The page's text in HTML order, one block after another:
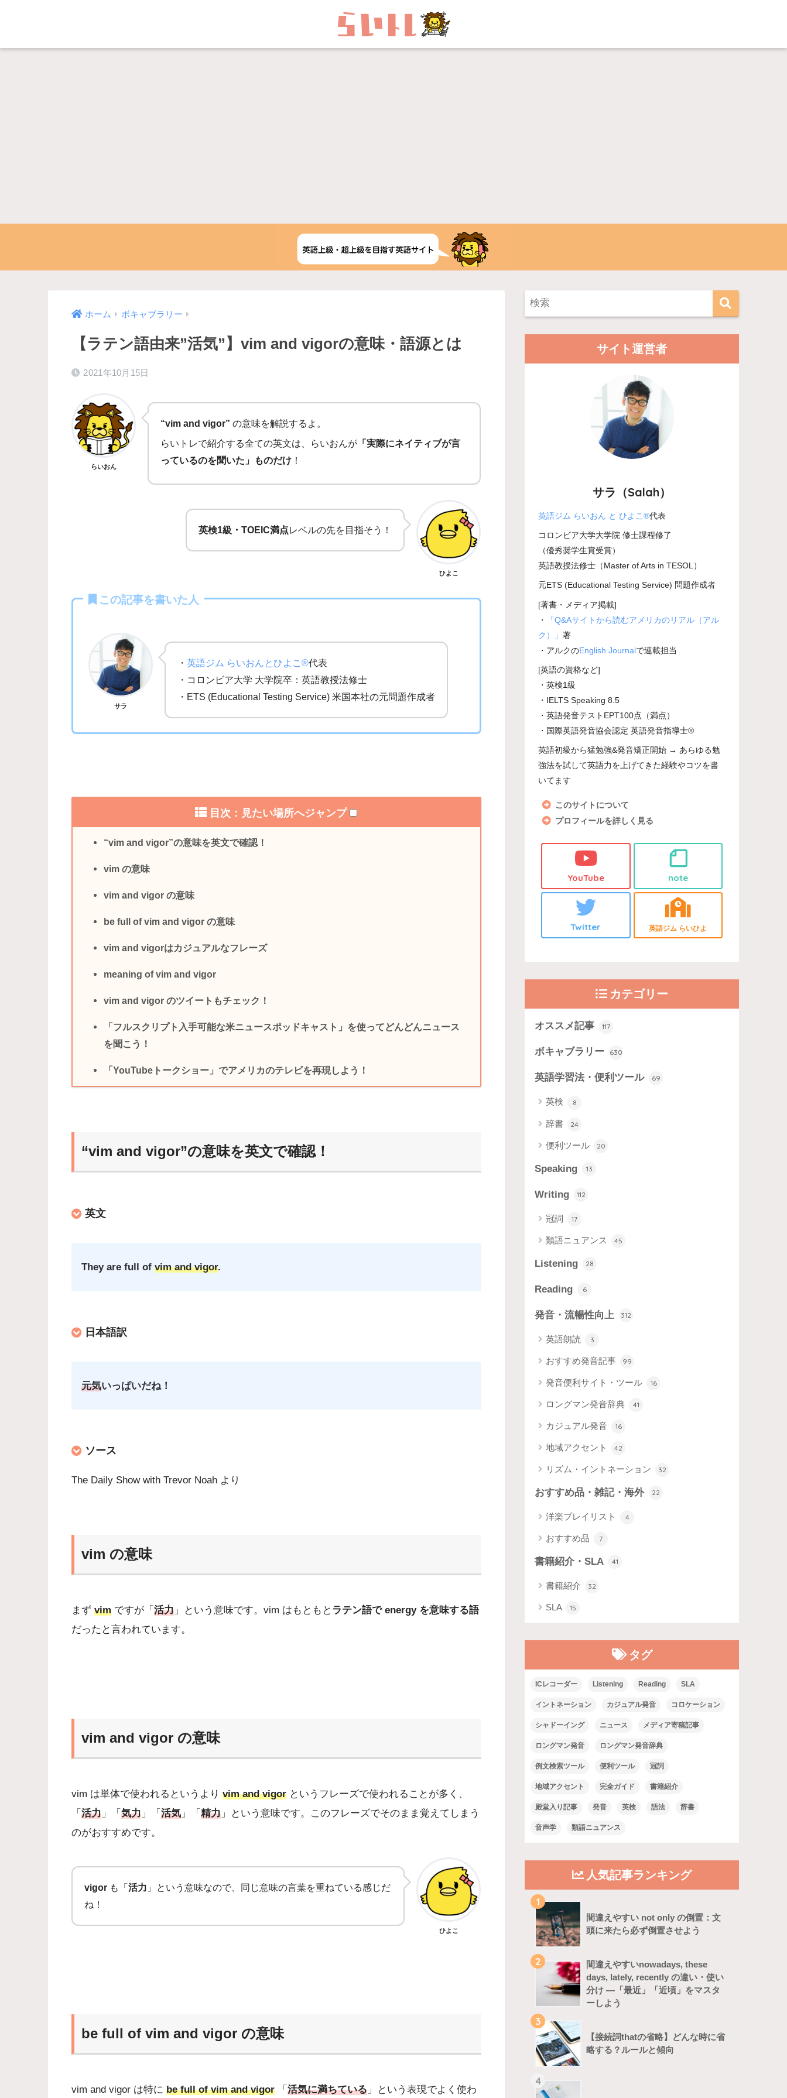
ホーム ボキャブラリー
【ラテン語由来”活気”】vim and vigorの意味・語源とは
2021年10月15日
らいおん
“vim and vigor” の意味を解説するよ。
らいトレで紹介する全ての英文は、らいおんが 「実際にネイティブが言
っているのを聞いた」ものだけ ！
英検1級・TOEIC満点レベルの先を目指そう！
ひよこ
この記事を書いた人
サラ
・ 英語ジム らいおんとひよこ®代表
・コロンビア大学 大学院卒：英語教授法修士
・ETS (Educational Testing Service) 米国本社の元問題作成者
目次：見たい場所へジャンプ
“vim and vigor”の意味を英文で確認！
vim の意味
vim and vigor の意味
be full of vim and vigor の意味
vim and vigorはカジュアルなフレーズ
meaning of vim and vigor
vim and vigor のツイートもチェック！
「フルスクリプト入手可能な米ニュースポッドキャスト」を使ってどんどんニュース
を聞こう！
「YouTubeトークショー」でアメリカのテレビを再現しよう！
“vim and vigor”の意味を英文で確認！
英文
They are full ofvim and vigor.
日本語訳
元気いっぱいだね！
ソース
The Daily Show with Trevor Noah より
vim の意味
まず vim ですが「 活力 」という意味です。vim はもともと ラテン語で energy を意味する語
だったと言われています。
vim and vigor の意味
vim は単体で使われるというより vim and vigor というフレーズで使われることが多く、
「 活力 」「 気力 」「 活気 」「 精力 」という意味です。このフレーズでそのまま覚えてしまう
のがおすすめです。
vigor も「活力 」という意味なので、同じ意味の言葉を重ねている感じだ
ね！
ひよこ
be full of vim and vigor の意味
vim and vigor は特に be full of vim and vigor 「 活気に満ちている 」という表現でよく使わ
サイト運営者
サラ（Salah）
英語ジム らいおん と ひよこ®代表
コロンビア大学大学院 修士課程修了
（優秀奨学生賞受賞）
英語教授法修士（Master of Arts in TESOL）
元ETS (Educational Testing Service) 問題作成者
[著書・メディア掲載]
・
「Q&Aサイトから読むアメリカのリアル（アル
ク）」著
・アルクのEnglish Journalで連載担当
[英語の資格など]
・英検1級
・IELTS Speaking 8.5
・英語発音テストEPT100点（満点）
・国際英語発音協会認定 英語発音指導士®
英語初級から猛勉強&発音矯正開始 → あらゆる勉
強法を試して英語力を上げてきた経験やコツを書
いてます
このサイトについて
プロフィールを詳しく見る
YouTube note
Twitter 英語ジム らいひよ
カテゴリー
オススメ記事 117
ボキャブラリー 630
英語学習法・便利ツール 69
英検 8
辞書 24
便利ツール 20
Speaking 13
Writing 112
冠詞 17
類語ニュアンス 45
Listening 28
Reading 6
発音・流暢性向上 312
英語朗読 3
おすすめ発音記事 99
発音便利サイト・ツール 16
ロングマン発音辞典 41
カジュアル発音 16
地域アクセント 42
リズム・イントネーション 32
おすすめ品・雑記・海外 22
洋楽プレイリスト 4
おすすめ品 7
書籍紹介・SLA 41
書籍紹介 32
SLA 15
タグ
ICレコーダー Listening Reading SLA
イントネーション カジュアル発音 コロケーション
シャドーイング ニュース メディア寄稿記事
ロングマン発音 ロングマン発音辞典
例文検索ツール 便利ツール 冠詞
地域アクセント 完全ガイド 書籍紹介
殿堂入り記事 発音 英検 語法 辞書
音声学 類語ニュアンス
人気記事ランキング
1
間違えやすい not only の倒置：文
頭に来たら必ず倒置させよう
2
間違えやすいnowadays, these
days, lately, recently の違い・使い
分け ―「最近」「近頃」をマスタ
ーしよう
3
【接続詞thatの省略】どんな時に省
略する？ルールと傾向
4